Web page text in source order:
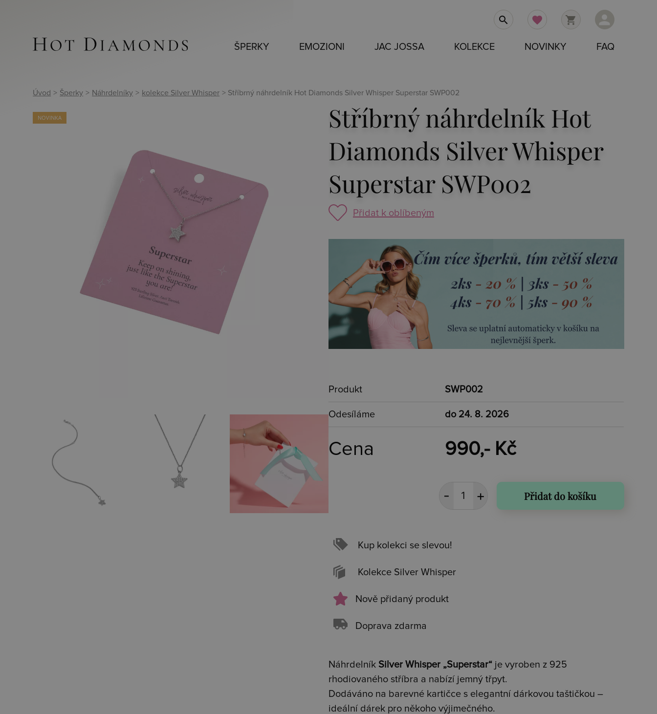
person
shopping_cart
favorite
search
ŠPERKY EMOZIONI JAC JOSSA KOLEKCE NOVINKY FAQ
Úvod > Šperky > Náhrdelníky > kolekce Silver Whisper > Stříbrný náhrdelník Hot Diamonds Silver Whisper Superstar SWP002
Stříbrný náhrdelník Hot
Diamonds Silver Whisper
Superstar SWP002
Přidat k oblíbeným
NOVINKA
Produkt SWP002
Odesíláme do 24. 8. 2026
Cena 990,- Kč
Přidat do košíku
Kup kolekci se slevou!
Kolekce Silver Whisper
Nově přidaný produkt
Doprava zdarma
Náhrdelník Silver Whisper „Superstar“ je vyroben z 925
rhodiovaného stříbra a nabízí jemný třpyt.
Dodáváno na barevné kartičce s elegantní dárkovou taštičkou –
ideální dárek pro někoho výjimečného.